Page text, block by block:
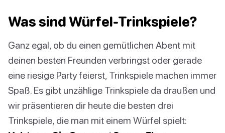
Was sind Würfel-Trinkspiele?
Ganz egal, ob du einen gemütlichen Abent mit
deinen besten Freunden verbringst oder gerade
eine riesige Party feierst, Trinkspiele machen immer
Spaß. Es gibt unzählige Trinkspiele da draußen und
wir präsentieren dir heute die besten drei
Trinkspiele, die man mit einem Würfel spielt: